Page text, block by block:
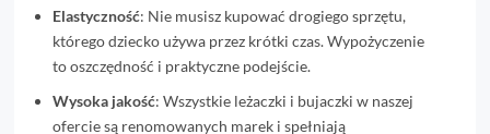
Elastyczność: Nie musisz kupować drogiego sprzętu,
którego dziecko używa przez krótki czas. Wypożyczenie
to oszczędność i praktyczne podejście.
Wysoka jakość: Wszystkie leżaczki i bujaczki w naszej
ofercie są renomowanych marek i spełniają